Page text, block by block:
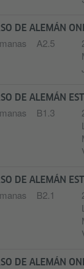
DE ALEMÁN
A2.5
DE ALEMÁN
B1.3
DE ALEMÁN
B2.1
DE ALEMÁN